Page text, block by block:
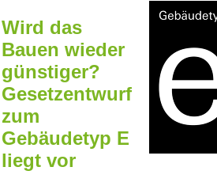
Wird das
Bauen wieder
günstiger?
Gesetzentwurf
zum
Gebäudetyp E
liegt vor